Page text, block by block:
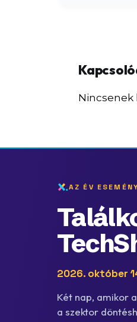
Nincsenek
AZ ÉV
2026. október
Két nap, amikor
a szektor